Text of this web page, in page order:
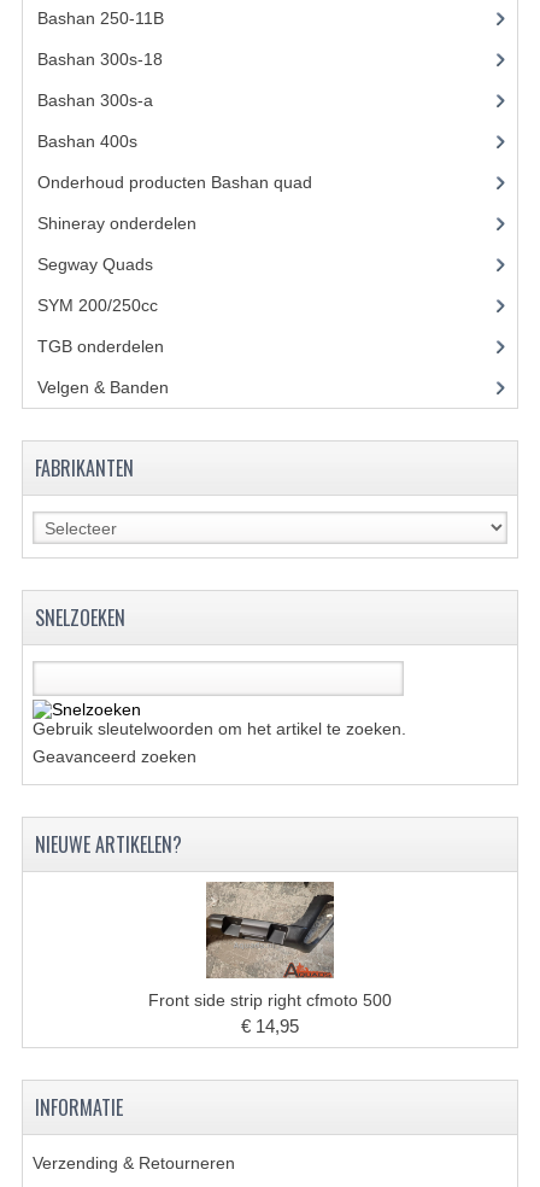
SHINERAY 250 STXE
ACCESSOIRES
BRANDSTOF SYSTEEM
ELECTRONICA
KABELS
KAPPEN EN FRAME
STUUR INRICHTING
TANDWIELEN EN KETTING
UITLAAT
VELGEN
SHINERAY 300 STE
Bashan 250-11B(385)
Bashan 300s-18
Bashan 300s-a
Bashan 400s(5)
Onderhoud producten Bashan quad
Shineray onderdelen
Segway Quads(6)
SYM 200/250cc(15)
TGB onderdelen
Velgen & Banden
FABRIKANTEN
SNELZOEKEN
Gebruik sleutelwoorden om het artikel te zoeken.
Geavanceerd zoeken
NIEUWE ARTIKELEN?
Front side strip right cfmoto 500
€ 14,95
INFORMATIE
Verzending & Retourneren